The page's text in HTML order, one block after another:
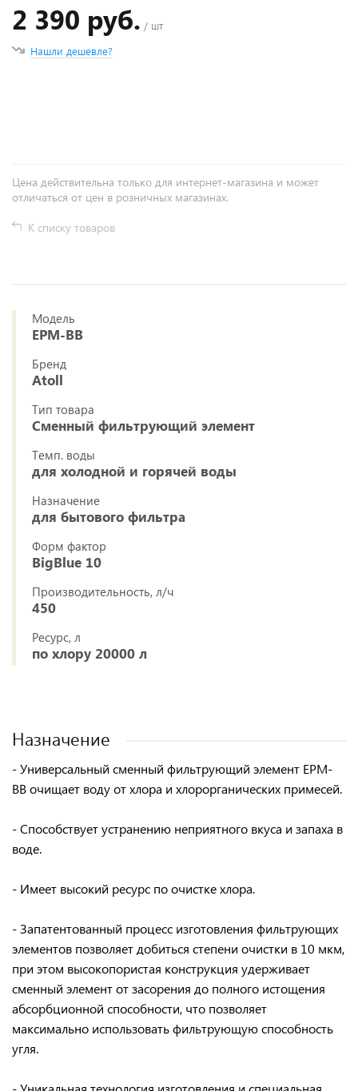
2 390 руб. / шт
Нашли дешевле?
Цена действительна только для интернет-магазина и может
отличаться от цен в розничных магазинах.
К списку товаров
Модель
EPM-BB
Бренд
Atoll
Тип товара
Сменный фильтрующий элемент
Темп. воды
для холодной и горячей воды
Назначение
для бытового фильтра
Форм фактор
BigBlue 10
Производительность, л/ч
450
Ресурс, л
по хлору 20000 л
Назначение
- Универсальный сменный фильтрующий элемент EPM-
BBочищает воду от хлора и хлорорганических примесей.
- Способствуетустранению неприятного вкуса и запаха в
воде.
- Имеет высокий ресурс по очистке хлора.
- Запатентованный процесс изготовления фильтрующих
элементов позволяет добиться степени очистки в 10 мкм,
при этом высокопористая конструкция удерживает
сменный элемент от засорения до полного истощения
абсорбционной способности, что позволяет
максимально использовать фильтрующую способность
угля.